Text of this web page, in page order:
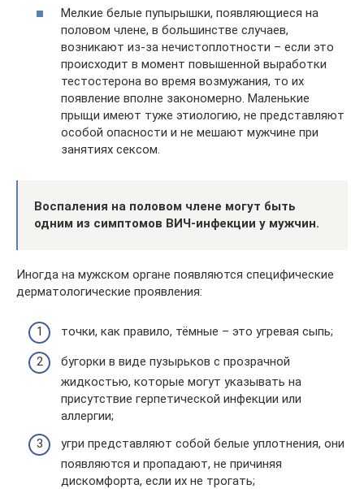
Мелкие белые пупырышки, появляющиеся на
половом члене, в большинстве случаев,
возникают из-за нечистоплотности – если это
происходит в момент повышенной выработки
тестостерона во время возмужания, то их
появление вполне закономерно. Маленькие
прыщи имеют туже этиологию, не представляют
особой опасности и не мешают мужчине при
занятиях сексом.
Воспаления на половом члене могут быть
одним из симптомов ВИЧ-инфекции у мужчин.
Иногда на мужском органе появляются специфические
дерматологические проявления:
точки, как правило, тёмные – это угревая сыпь;
бугорки в виде пузырьков с прозрачной
жидкостью, которые могут указывать на
присутствие герпетической инфекции или
аллергии;
угри представляют собой белые уплотнения, они
появляются и пропадают, не причиняя
дискомфорта, если их не трогать;